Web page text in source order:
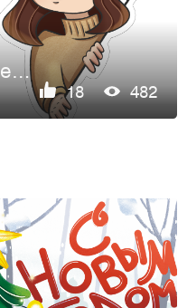
Персональный стикер пак
18 482